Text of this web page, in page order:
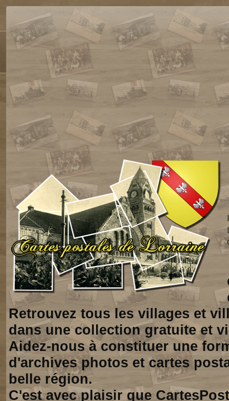
Retrouvez tous les villages et
dans une collection gratuite et
Aidez-nous à constituer une
d'archives photos et cartes
belle région.
C'est avec plaisir que